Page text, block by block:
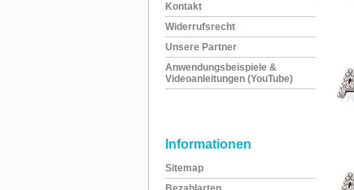
Kontakt
Widerrufsrecht
Unsere Partner
Anwendungsbeispiele &
Videoanleitungen (YouTube)
Informationen
Sitemap